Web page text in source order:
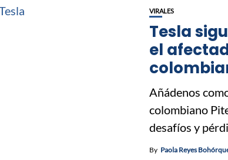
VIRALES
Tesla
el
Añádenos
colombiano
desafíos y
By Paola Reyes